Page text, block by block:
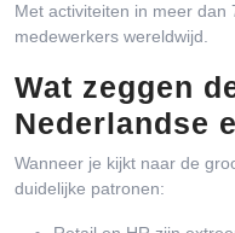
Met activiteiten in meer
medewerkers wereldwijd.
Wat zeggen
Nederlandse
Wanneer je kijkt naar de
duidelijke patronen: